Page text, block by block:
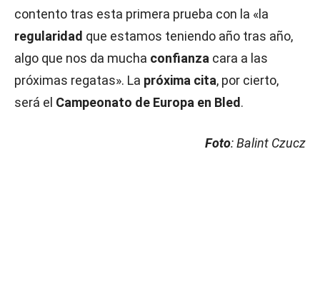
contento tras esta primera prueba con la «la
regularidad que estamos teniendo año tras año,
algo que nos da mucha confianza cara a las
próximas regatas». La próxima cita, por cierto,
será el Campeonato de Europa en Bled.
Foto: Balint Czucz